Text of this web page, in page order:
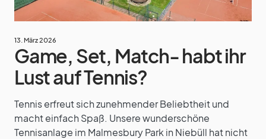
13. März 2026
Game, Set, Match- habt ihr
Lust auf Tennis?
Tennis erfreut sich zunehmender Beliebtheit und
macht einfach Spaß. Unsere wunderschöne
Tennisanlage im Malmesbury Park in Niebüll hat nicht